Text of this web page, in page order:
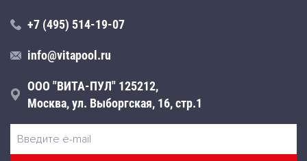
+7 (495) 514-19-07
info@vitapool.ru
ООО "ВИТА-ПУЛ" 125212,
Москва, ул. Выборгская, 16, стр.1